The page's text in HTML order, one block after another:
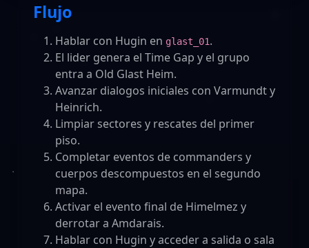
Flujo
Hablar con Hugin en glast_01.
El lider genera el Time Gap y el grupo
entra a Old Glast Heim.
Avanzar dialogos iniciales con Varmundt y
Heinrich.
Limpiar sectores y rescates del primer
piso.
Completar eventos de commanders y
cuerpos descompuestos en el segundo
mapa.
Activar el evento final de Himelmez y
derrotar a Amdarais.
Hablar con Hugin y acceder a salida o sala